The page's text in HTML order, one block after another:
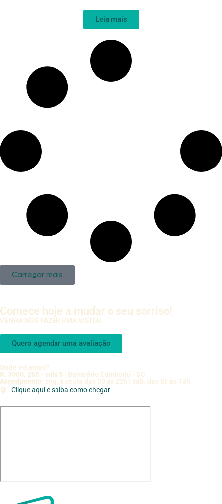
Leia mais
Carregar mais
Comece hoje a mudar o seu sorriso!
VENHA NOS FAZER UMA VISITA!
Quero agendar uma avaliação
Onde estamos?
R. 3000, 265 - sala 5 | Balneário Camboriú - SC
Atendimento: seg. à sexta das 09 às 22h | sáb. das 09 às 13h
Clique aqui e saiba como chegar